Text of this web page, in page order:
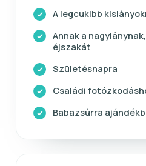
A legcukibb
Annak a
éjszakát
Születésnapra
Családi
Babazsúrra